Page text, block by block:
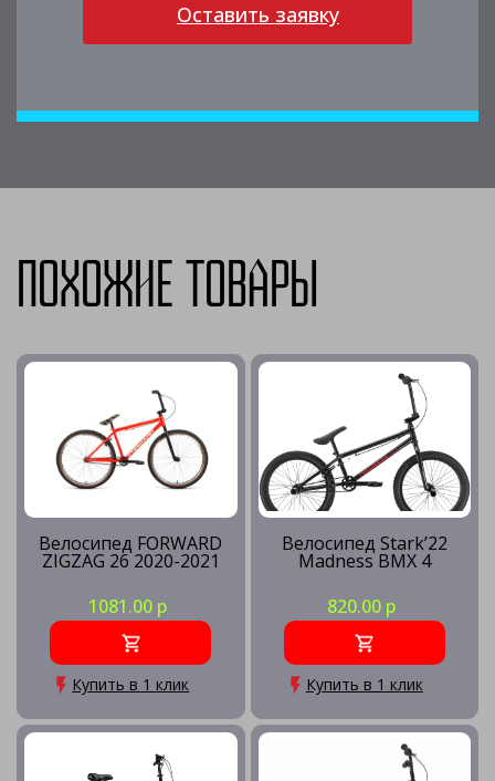
Оставить заявку
Похожие товары
Велосипед FORWARD
ZIGZAG 26 2020-2021
1081.00 р
Купить в 1 клик
Велосипед Stark’22
Madness BMX 4
820.00 р
Купить в 1 клик